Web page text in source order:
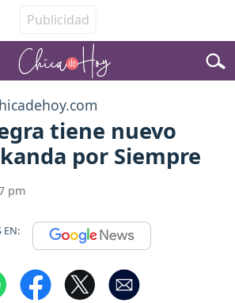
tiene nuevo
por Siempre
pm
EN: